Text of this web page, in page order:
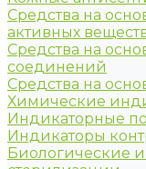
Средства на
активных
Средства на
соединений
Средства на
Химические
Индикаторные
Индикаторы
Биологические